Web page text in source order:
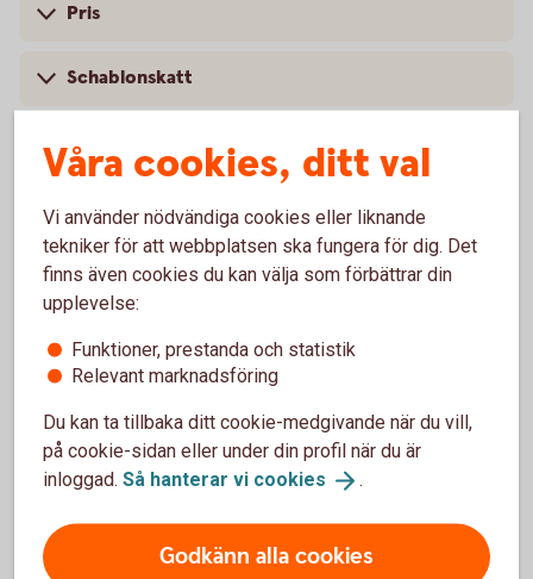
Pris
Schablonskatt
Villkor och mer information
Vad är nytt i villkoren?
För att se detta innehåll behöver du först
godkänna cookies för Funktioner, prestanda
och statistik.
Inställningar för cookies
Våra cookies, ditt val
Vi använder nödvändiga cookies eller liknande
tekniker för att webbplatsen ska fungera för dig. Det
finns även cookies du kan välja som förbättrar din
upplevelse:
Funktioner, prestanda och statistik
Relevant marknadsföring
Du kan ta tillbaka ditt cookie-medgivande när du vill,
på cookie-sidan eller under din profil när du är
inloggad. Så hanterar vi cookies .
Godkänn alla cookies